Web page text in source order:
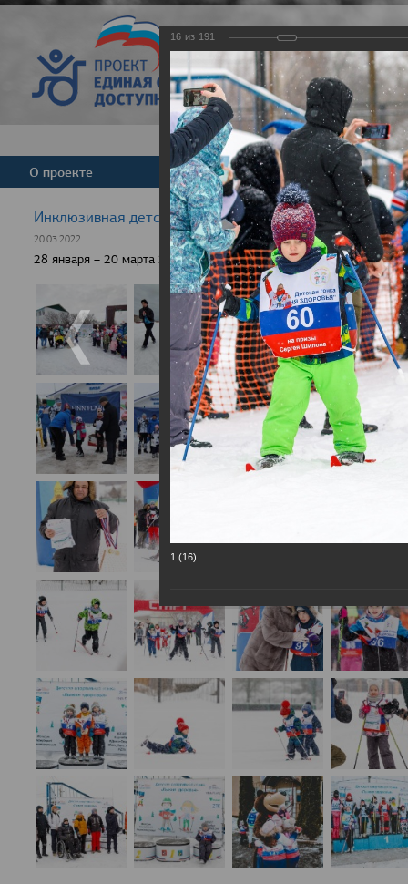
Версия для
О проекте Команда Новости
Инклюзивная детская гонка "Лыжня здоровья" 2022
20.03.2022
28 января – 20 марта 2022 г., 10 населенных пунктов России,
16 из 191
1 (16)